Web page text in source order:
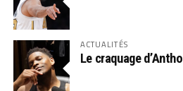
ACTUALITÉS
Le craquage